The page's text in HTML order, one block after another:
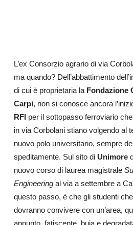
L’ex Consorzio agrario di via
ma quando? Dell’abbattimento
di cui è proprietaria la Fondazione
Carpi, non si conosce ancora
RFIper il sottopasso ferroviario
in via Corbolani stiano volgendo al
nuovo polo universitario, sempre
speditamente. Sul sito di Unimore
nuovo corso di laurea magistrale
Engineering al via a settembre a
questo passo, è che gli studenti
dovranno convivere con un’area,